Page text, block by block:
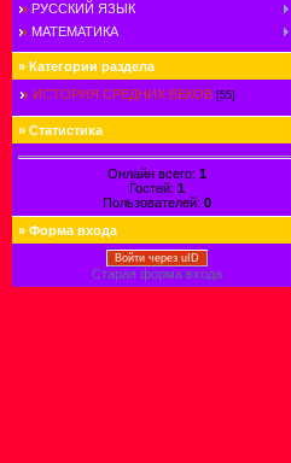
РУССКИЙ ЯЗЫК
МАТЕМАТИКА
» Категории раздела
ИСТОРИЯ СРЕДНИХ ВЕКОВ [55]
» Статистика
Онлайн всего: 1
Гостей: 1
Пользователей: 0
» Форма входа
Войти через uID
Старая форма входа